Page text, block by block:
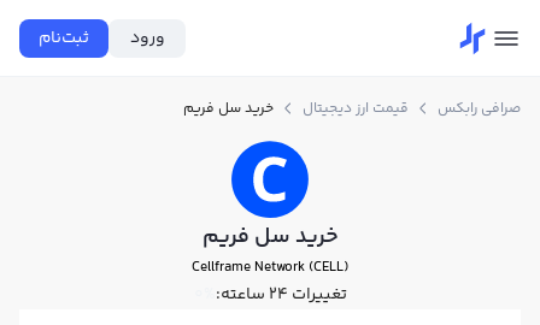
ورود ثبت‌نام
صرافی رابکس قیمت ارز دیجیتال خرید سل فریم
خرید سل فریم
Cellframe Network (CELL)
تغییرات ۲۴ ساعته: 0%